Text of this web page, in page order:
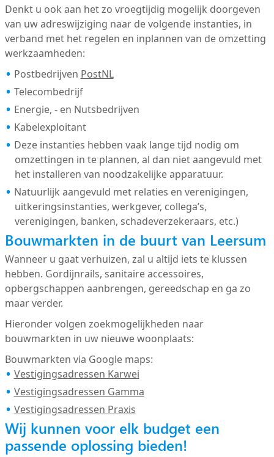
Denkt u ook aan het zo vroegtijdig mogelijk doorgeven
van uw adreswijziging naar de volgende instanties, in
verband met het regelen en inplannen van de omzetting
werkzaamheden:
Postbedrijven PostNL
Telecombedrijf
Energie, - en Nutsbedrijven
Kabelexploitant
Deze instanties hebben vaak lange tijd nodig om
omzettingen in te plannen, al dan niet aangevuld met
het installeren van noodzakelijke apparatuur.
Natuurlijk aangevuld met relaties en verenigingen,
uitkeringsinstanties, werkgever, collega’s,
verenigingen, banken, schadeverzekeraars, etc.)
Bouwmarkten in de buurt van Leersum
Wanneer u gaat verhuizen, zal u altijd iets te klussen
hebben. Gordijnrails, sanitaire accessoires,
opbergschappen aanbrengen, gereedschap en ga zo
maar verder.
Hieronder volgen zoekmogelijkheden naar
bouwmarkten in uw nieuwe woonplaats:
Bouwmarkten via Google maps:
Vestigingsadressen Karwei
Vestigingsadressen Gamma
Vestigingsadressen Praxis
Wij kunnen voor elk budget een
passende oplossing bieden!